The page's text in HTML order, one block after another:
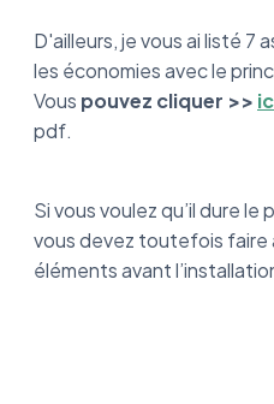
D'ailleurs, je vous ai listé 7
les économies avec le
Vous pouvez cliquer >>
pdf.
Si vous voulez qu’il dure
vous devez toutefois faire
éléments avant